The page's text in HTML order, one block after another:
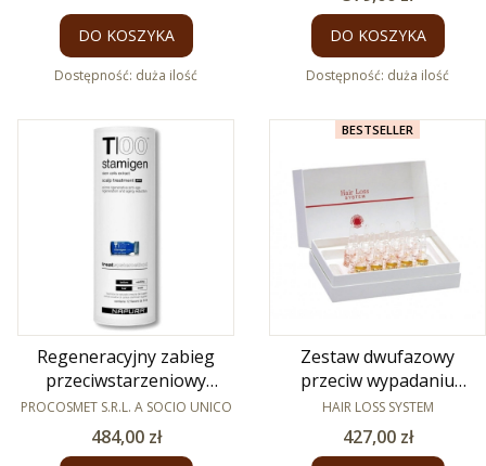
DO KOSZYKA
Dostępność: duża ilość
DO KOSZYKA
Dostępność: duża ilość
Regeneracyjny zabieg
przeciwstarzeniowy
Stamigen PRE 12x8ml
PRODUCENT
PROCOSMET S.R.L. A SOCIO UNICO
Cena
484,00 zł
BESTSELLER
Zestaw dwufazowy
przeciw wypadaniu
włosów Hair Loss System
ampułki 15x7 ml
PRODUCENT
HAIR LOSS SYSTEM
Cena
427,00 zł